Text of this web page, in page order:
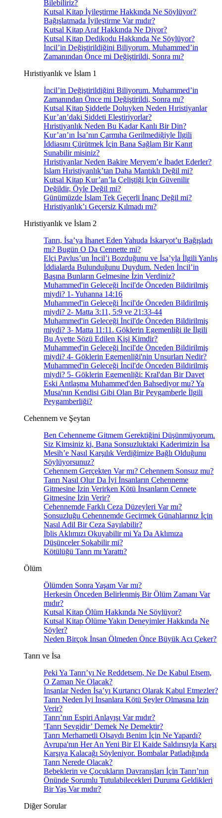
Bilebiliriz?
Kutsal Kitap İyileştirme Hakkında Ne Söylüyor?
Bağışlatmada İyileştirme Var mıdır?
Kutsal Kitap Araf Hakkında Ne Diyor?
Kutsal Kitap Dedikodu Hakkında Ne Söylüyor?
İncil’in Değiştirildiğini Biliyorum. Muhammed’in
Zamanından Önce mi Değiştirildi, Sonra mı?
Hıristiyanlık ve İslam 1
İncil’in Değiştirildiğini Biliyorum. Muhammed’in
Zamanından Önce mi Değiştirildi, Sonra mı?
Kutsal Kitap Şiddetle Doluyken Neden Hıristiyanlar
Kur’an’daki Şiddeti Eleştiriyorlar?
Hıristiyanlık Neden Bu Kadar Kanlı Bir Din?
Kur’an’ın İsa’nın Çarmıha Gerilmediğiyle İlgili
İddiasını Çürütmek İçin Bana Sağlam Bir Kanıt
Sunabilir misiniz?
Hıristiyanlar Neden Bakire Meryem’e İbadet Ederler?
İslam Hıristiyanlık’tan Daha Mantıklı Değil mi?
Kutsal Kitap Kur’an’la Çeliştiği İçin Güvenilir
Değildir, Öyle Değil mi?
Günümüzde İslam Tek Geçerli İnanç Değil mi?
Hıristiyanlık’ı Geçersiz Kılmadı mı?
Hıristiyanlık ve İslam 2
Tanrı, İsa’ya İhanet Eden Yahuda İskaryot’u Bağışladı
mı? Bugün O Da Cennette mi?
Elçi Pavlus’un İncil’i Bozduğunu ve İsa’yla İlgili Yanlış
İddialarda Bulunduğunu Duydum. Neden İncil’in
Başına Bunların Gelmesine İzin Verdiniz?
Muhammed'in Geleceği İncil'de Önceden Bildirilmiş
miydi? 1- Yuhanna 14:16
Muhammed'in Geleceği İncil'de Önceden Bildirilmiş
miydi? 2- Matta 3:11, 5:9 ve 21:33-44
Muhammed'in Geleceği İncil'de Önceden Bildirilmiş
miydi? 3- Matta 11:11. Göklerin Egemenliği ile İlgili
Bu Ayette Sözü Edilen Kişi Kimdir?
Muhammed'in Geleceği İncil'de Önceden Bildirilmiş
miydi? 4- Göklerin Egemenliği'nin Unsurları Nedir?
Muhammed'in Geleceği İncil'de Önceden Bildirilmiş
miydi? 5- Göklerin Egemenliği: Kral'dan Bir Davet
Eski Antlaşma Muhammed'den Bahsediyor mu? Ya
Musa'nın Kendisi Gibi Olan Bir Peygamberle İlgili
Peygamberliği?
Cehennem ve Şeytan
Ben Cehenneme Gitmem Gerektiğini Düşünmüyorum.
Siz Kimsiniz ki, Bana Sonsuzluktaki Kaderimizin İsa
Mesih’e Nasıl Karşılık Verdiğimize Bağlı Olduğunu
Söylüyorsunuz?
Cehennem Gerçekten Var mı? Cehennem Sonsuz mu?
Tanrı Nasıl Olur Da İyi İnsanların Cehenneme
Gitmesine İzin Verirken Kötü İnsanların Cennete
Gitmesine İzin Verir?
Cehennemde Farklı Ceza Düzeyleri Var mı?
Sonsuzluğu Cehennemde Geçirmek Günahlarınız İçin
Nasıl Adil Bir Ceza Sayılabilir?
İblis Aklımızı Okuyabilir mi Ya Da Aklımıza
Düşünceler Sokabilir mi?
Kötülüğü Tanrı mı Yarattı?
Ölüm
Ölümden Sonra Yaşam Var mı?
Herkesin Önceden Belirlenmiş Bir Ölüm Zamanı Var
mıdır?
Kutsal Kitap Ölüm Hakkında Ne Söylüyor?
Kutsal Kitap Ölüme Yakın Deneyimler Hakkında Ne
Söyler?
Neden Birçok İnsan Ölmeden Önce Büyük Acı Çeker?
Tanrı ve İsa
Peki Ya Tanrı’yı Ne Reddetsem, Ne De Kabul Etsem,
O Zaman Ne Olacak?
İnsanlar Neden İsa’yı Kurtarıcı Olarak Kabul Etmezler?
Tanrı Neden İyi İnsanlara Kötü Şeyler Olmasına İzin
Verir?
Tanrı’nın Espiri Anlayışı Var mıdır?
'Tanrı Sevgidir’ Demek Ne Demektir?
Tanrı Merhametli Olsaydı Benim İçin Ne Yapardı?
Avrupa'nın Her An Yeni Bir El Kaide Saldırısıyla Karşı
Karşıya Kalacağı Söyleniyor. Bombalar Patladığında
Tanrı Nerede Olacak?
Bebeklerin ve Çocukların Davranışları İçin Tanrı’nın
Önünde Sorumlu Tutulabilecekleri Duruma Geldikleri
Bir Yaş Var mıdır?
Diğer Sorular